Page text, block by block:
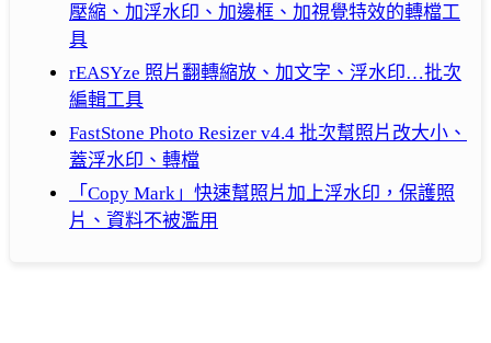
壓縮、加浮水印、加邊框、加視覺特效的轉檔工
具
rEASYze 照片翻轉縮放、加文字、浮水印…批次
編輯工具
FastStone Photo Resizer v4.4 批次幫照片改大小、
蓋浮水印、轉檔
「Copy Mark」快速幫照片加上浮水印，保護照
片、資料不被濫用